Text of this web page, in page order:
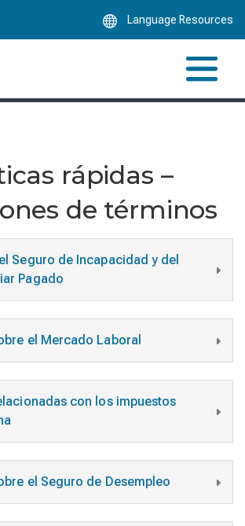
Language Resources
rápidas –
de términos
Seguro de Incapacidad y del
Pagado
el Mercado Laboral
con los impuestos
el Seguro de Desempleo